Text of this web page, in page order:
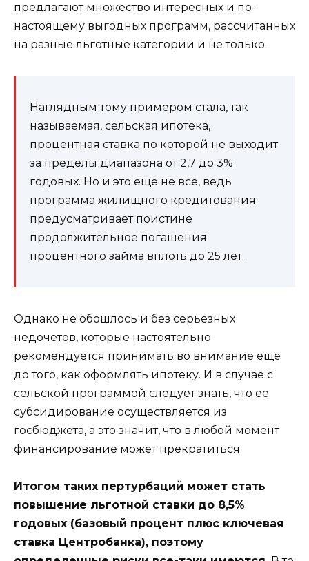
предлагают множество интересных и по-
настоящему выгодных программ, рассчитанных
на разные льготные категории и не только.
Наглядным тому примером стала, так
называемая, сельская ипотека,
процентная ставка по которой не выходит
за пределы диапазона от 2,7 до 3%
годовых. Но и это еще не все, ведь
программа жилищного кредитования
предусматривает поистине
продолжительное погашения
процентного займа вплоть до 25 лет.
Однако не обошлось и без серьезных
недочетов, которые настоятельно
рекомендуется принимать во внимание еще
до того, как оформлять ипотеку. И в случае с
сельской программой следует знать, что ее
субсидирование осуществляется из
госбюджета, а это значит, что в любой момент
финансирование может прекратиться.
Итогом таких пертурбаций может стать
повышение льготной ставки до 8,5%
годовых (базовый процент плюс ключевая
ставка Центробанка), поэтому